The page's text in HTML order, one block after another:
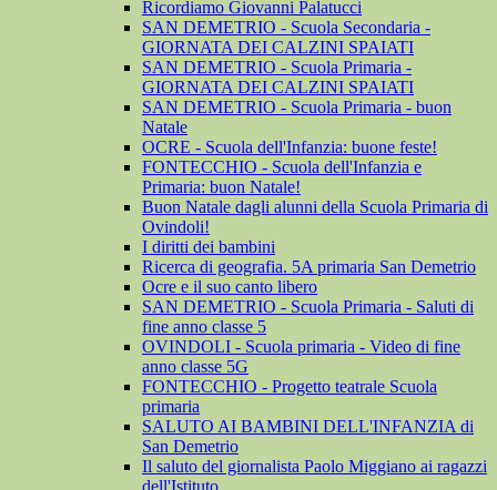
Ricordiamo Giovanni Palatucci
SAN DEMETRIO - Scuola Secondaria -
GIORNATA DEI CALZINI SPAIATI
SAN DEMETRIO - Scuola Primaria -
GIORNATA DEI CALZINI SPAIATI
SAN DEMETRIO - Scuola Primaria - buon
Natale
OCRE - Scuola dell'Infanzia: buone feste!
FONTECCHIO - Scuola dell'Infanzia e
Primaria: buon Natale!
Buon Natale dagli alunni della Scuola Primaria di
Ovindoli!
I diritti dei bambini
Ricerca di geografia. 5A primaria San Demetrio
Ocre e il suo canto libero
SAN DEMETRIO - Scuola Primaria - Saluti di
fine anno classe 5
OVINDOLI - Scuola primaria - Video di fine
anno classe 5G
FONTECCHIO - Progetto teatrale Scuola
primaria
SALUTO AI BAMBINI DELL'INFANZIA di
San Demetrio
Il saluto del giornalista Paolo Miggiano ai ragazzi